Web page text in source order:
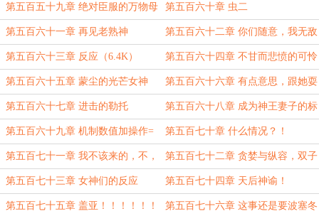
（7.5K） 的爱
第五百五十九章 绝对臣服的万物母
神
第五百六十章 虫二
第五百六十一章 再见老熟神
（8K）
第五百六十二章 你们随意，我无敌
第五百六十三章 反应（6.4K） 第五百六十四章 不甘而悲愤的可怜
女神（6.8K）
第五百六十五章 蒙尘的光芒女神 第五百六十六章 有点意思，跟她耍
耍
第五百六十七章 进击的勒托 第五百六十八章 成为神王妻子的标
准
第五百六十九章 机制数值加操作=
无敌！
第五百七十章 什么情况？！
第五百七十一章 我不该来的，不，
你来的正是时候
第五百七十二章 贪婪与纵容，双子
孕育（9.4K，加更！）
第五百七十三章 女神们的反应 第五百七十四章 天后神谕！
第五百七十五章 盖亚！！！！！！ 第五百七十六章 这事还是要波塞冬